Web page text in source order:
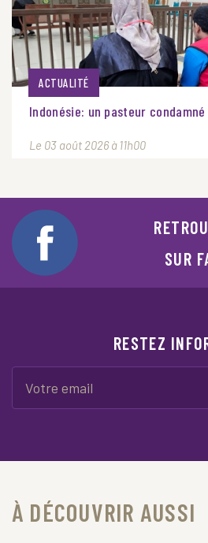
ACTUALITÉ
Indonésie: un pasteur
Le 03 août 2026 à 11h00
SUR
RESTEZ
À DÉCOUVRIR AUSSI